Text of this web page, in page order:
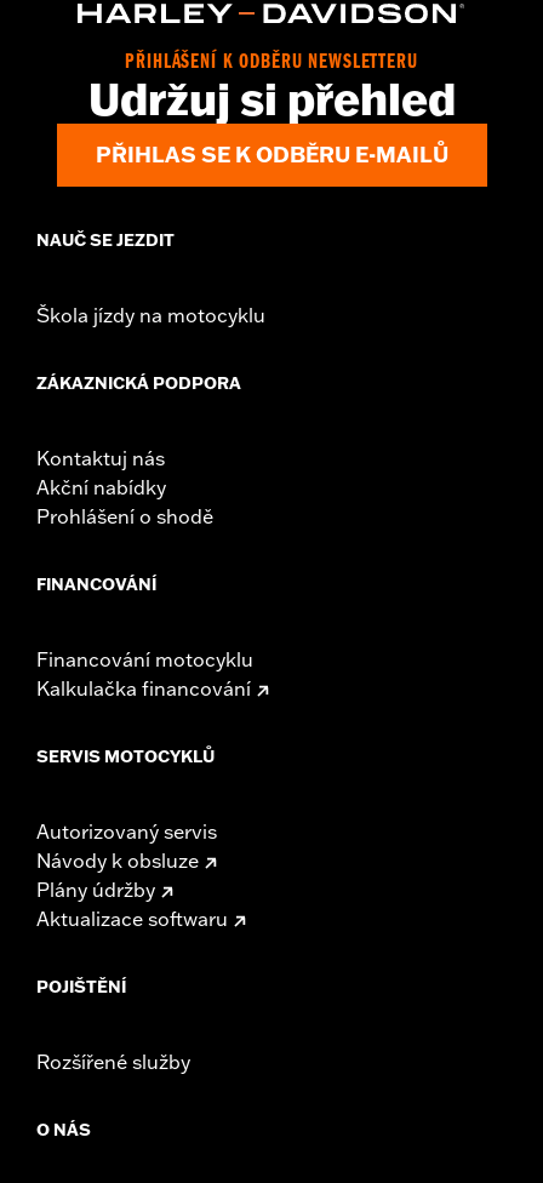
In the Box: Coaster only
d.com/warrantyfor full details
PŘIHLÁŠENÍ K ODBĚRU NEWSLETTERU
Udržuj si přehled
PŘIHLAS SE K ODBĚRU E-MAILŮ
NAUČ SE JEZDIT
Škola jízdy na motocyklu
ZÁKAZNICKÁ PODPORA
Kontaktuj nás
Akční nabídky
Prohlášení o shodě
FINANCOVÁNÍ
Financování motocyklu
Kalkulačka financování
SERVIS MOTOCYKLŮ
Autorizovaný servis
Návody k obsluze
Plány údržby
Aktualizace softwaru
POJIŠTĚNÍ
Rozšířené služby
O NÁS